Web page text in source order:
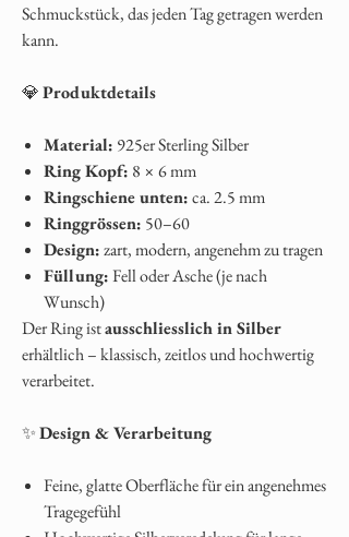
Schmuckstück, das jeden Tag getragen werden
kann.
💎Produktdetails
Material: 925er Sterling Silber
Ring Kopf: 8 × 6 mm
Ringschiene unten:ca. 2.5 mm
Ringgrössen: 50–60
Design:zart, modern, angenehm zu tragen
Füllung:Fell oder Asche (je nach
Wunsch)
Der Ring istausschliesslich in Silber
erhältlich – klassisch, zeitlos und hochwertig
verarbeitet.
✨Design & Verarbeitung
Feine, glatte Oberfläche für ein angenehmes
Tragegefühl